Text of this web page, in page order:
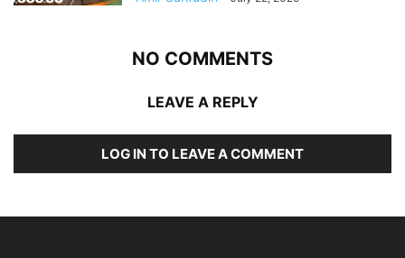
NO COMMENTS
LEAVE A REPLY
LOG IN TO LEAVE A COMMENT